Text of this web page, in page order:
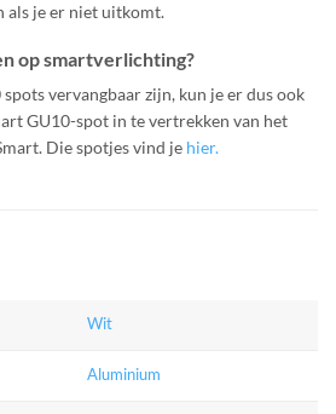
als je er niet uitkomt.
op smartverlichting?
vervangbaar zijn, kun je er dus ook
GU10-spot in te vertrekken van het
Die spotjes vind je hier.
Wit
Aluminium